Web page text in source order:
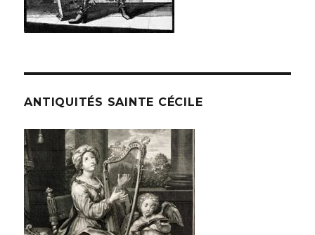
ANTIQUITÉS SAINTE CÉCILE